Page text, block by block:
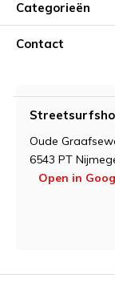
Categorieën
Contact
Oude
6543 PT
Open in